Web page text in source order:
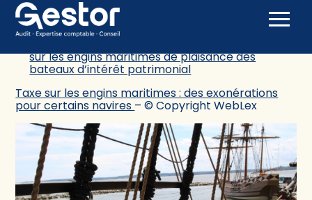
Aller
au
Sources :
Arrêté du 18 novembre 2024 portant
sur les engins maritimes de plaisance des
bateaux d’intérêt patrimonial
Taxe sur les engins maritimes : des exonérations
pour certains navires – © Copyright WebLex